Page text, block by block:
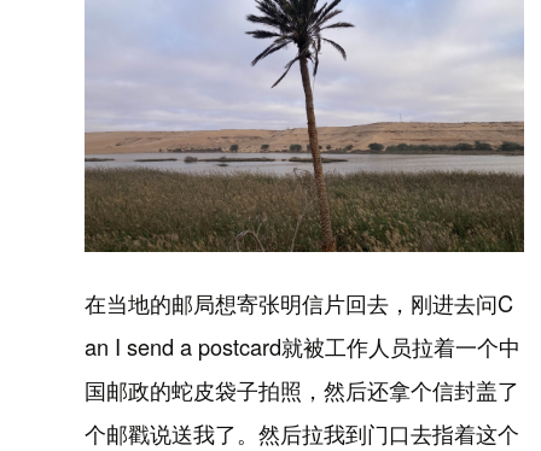
在当地的邮局想寄张明信片回去，刚进去问C
an I send a postcard就被工作人员拉着一个中
国邮政的蛇皮袋子拍照，然后还拿个信封盖了
个邮戳说送我了。然后拉我到门口去指着这个